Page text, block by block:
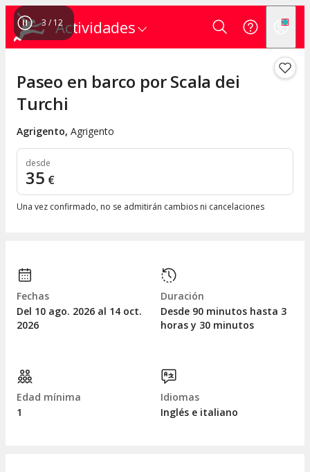
Actividades
3 / 12
Paseo en barco por Scala dei
Turchi
Agrigento, Agrigento
desde
35 €
Una vez confirmado, no se admitirán cambios ni cancelaciones
Fechas
Del 10 ago. 2026 al 14 oct.
2026
Duración
Desde 90 minutos hasta 3
horas y 30 minutos
Edad mínima
1
Idiomas
Inglés e italiano